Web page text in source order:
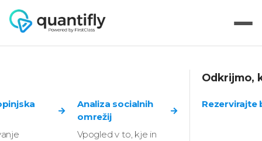
Analiza socialnih
omrežij
Vpogled v to, kje in
Odkrijmo,
Rezervirajte
(Vabilo na dogodek)
2. Quantifly Meet-